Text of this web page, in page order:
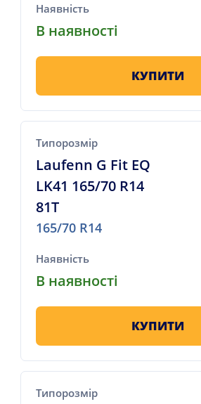
Наявність
В наявності
КУПИТИ
Типорозмір
Laufenn G Fit EQ
LK41 165/70 R14
81T
165/70 R14
Наявність
В наявності
КУПИТИ
Типорозмір